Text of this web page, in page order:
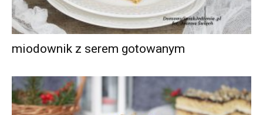
miodownik z serem gotowanym